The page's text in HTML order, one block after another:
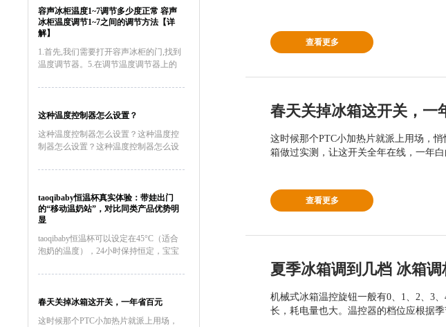
容声冰柜温度1~7调节多少度正常 容声
冰柜温度调节1~7之间的调节方法【详
解】
1.首先,我们需要打开容声冰柜的门,找到
温度调节器。5.在调节温度调节器上的
节器上的旋钮旋转得太快或者太慢,都会
该缓慢地调节温度...
这种温度控制器怎么设置？
这种温度控制器怎么设置？这种温度控
制器怎么设置？这种温度控制器怎么设
控制器怎么接线al808e温度控制器怎么
p909温度控制器怎...
taoqibaby恒温杯真实体验：带娃出门
的“移动温奶站”，对比同类产品优势明
显
taoqibaby恒温杯可以设定在45°C（适合
泡奶的温度），24小时保持恒定，宝宝
神器，值得入手用了一个月，taoqibaby
果你...
春天关掉冰箱这开关，一年省百元
这时候那个PTC小加热片就派上用场，
查看更多
春天关掉冰箱这开关，一
这时候那个PTC小加热片就派上用场，
箱做过实测，让这开关全年在线，一年
查看更多
夏季冰箱调到几档 冰箱
机械式冰箱温控旋钮一般有0、1、2、3
长，耗电量也大。温控器的档位应根据